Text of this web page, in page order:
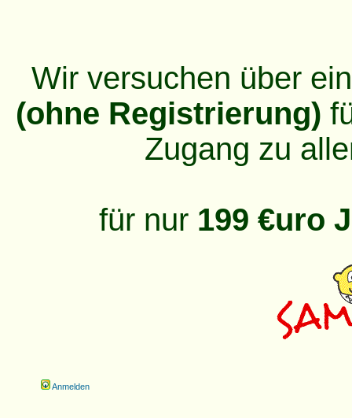
Wir versuchen über
(ohne Registrierung)
Zugang zu
für nur 199 €uro
Anmelden